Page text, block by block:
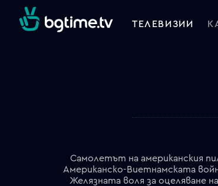
ТЕЛЕВИЗИИ
Самолетът на американския
Американско-Виетнамската
Желязната воля за оцеляване